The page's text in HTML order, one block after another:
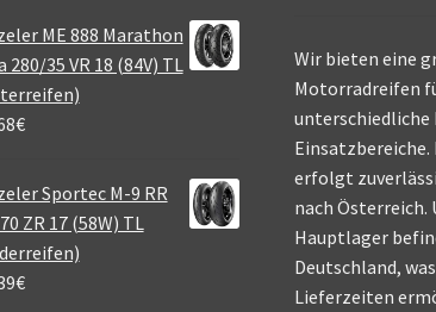
ME 888 Marathon
280/35 VR 18 (84V) TL
€
Sportec M-9 RR
ZR 17 (58W) TL
€
Wir bieten eine
Motorradreifen
unterschiedliche
Einsatzbereiche.
erfolgt
nach Österreich.
Hauptlager
Deutschland,
Lieferzeiten